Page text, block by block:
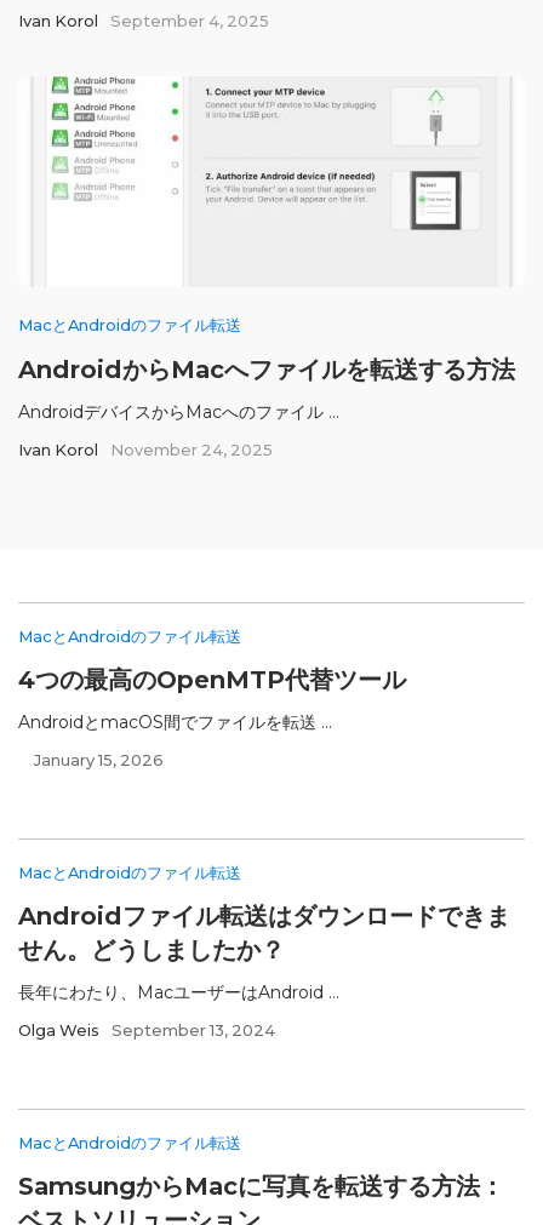
Ivan Korol September 4, 2025
MacとAndroidのファイル転送
AndroidからMacへファイルを転送する方法
AndroidデバイスからMacへのファイル ...
Ivan Korol November 24, 2025
MacとAndroidのファイル転送
4つの最高のOpenMTP代替ツール
AndroidとmacOS間でファイルを転送 ...
January 15, 2026
MacとAndroidのファイル転送
Androidファイル転送はダウンロードできま
せん。どうしましたか？
長年にわたり、MacユーザーはAndroid ...
Olga Weis September 13, 2024
MacとAndroidのファイル転送
SamsungからMacに写真を転送する方法：